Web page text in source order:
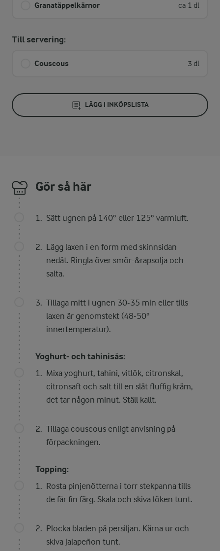
Granatäppelkärnor ca 1 dl
Till servering:
Couscous 3 dl
LÄGG I INKÖPSLISTA
Gör så här
Sätt ugnen på 140° eller 125° varmluft.
Lägg laxen i en form med skinnsidan
nedåt. Ringla över smör-&rapsolja och
salta.
Tillaga mitt i ugnen 30-35 min eller tills
laxen är genomstekt (48-50°
innertemperatur).
Yoghurt- och tahinisås:
Mixa yoghurt, tahini, vitlök, citronskal,
citronsaft och salt till en slät fluffig kräm,
det tar någon minut. Ställ kallt.
Tillaga couscous enligt anvisning på
förpackningen.
Topping:
Rosta pinjenötterna i torr stekpanna tills
de får fin färg. Skala och skiva löken tunt.
Plocka bladen på persiljan. Kärna ur och
skiva jalapeñon tunt.